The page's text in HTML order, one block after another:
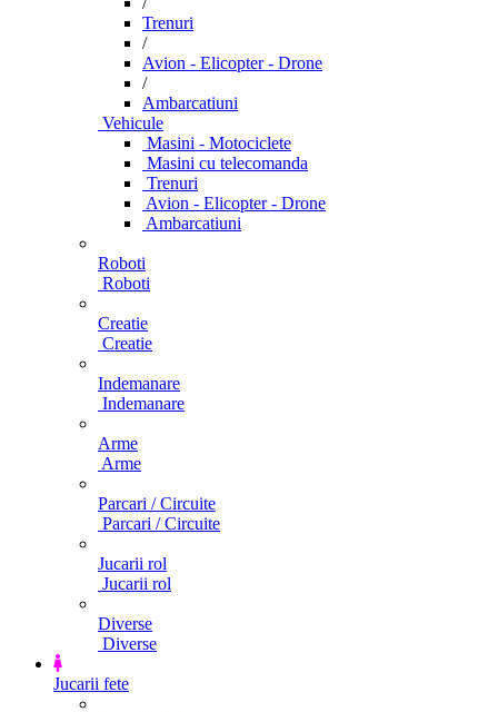
Trenuri
/
Avion - Elicopter - Drone
/
Ambarcatiuni
Vehicule
Masini - Motociclete
Masini cu telecomanda
Trenuri
Avion - Elicopter - Drone
Ambarcatiuni
Roboti
Roboti
Creatie
Creatie
Indemanare
Indemanare
Arme
Arme
Parcari / Circuite
Parcari / Circuite
Jucarii rol
Jucarii rol
Diverse
Diverse
Jucarii fete